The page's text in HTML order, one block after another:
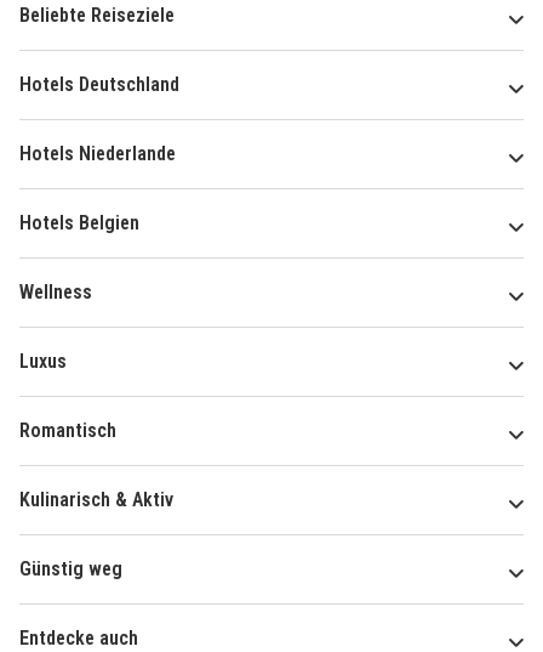
Beliebte Reiseziele
Hotels Deutschland
Hotels Niederlande
Hotels Belgien
Wellness
Luxus
Romantisch
Kulinarisch & Aktiv
Günstig weg
Entdecke auch